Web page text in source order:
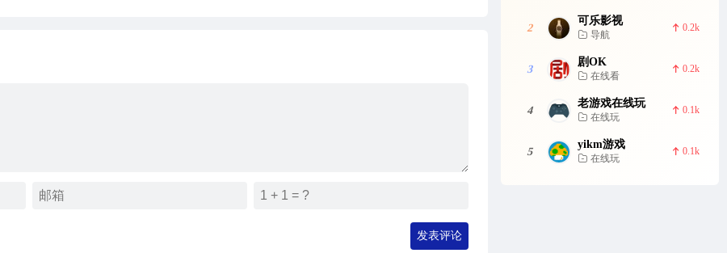
发表评论
2
可乐影视
导航
0.2k
3
剧OK
在线看
0.2k
4
老游戏在线玩
在线玩
0.1k
5
yikm游戏
在线玩
0.1k